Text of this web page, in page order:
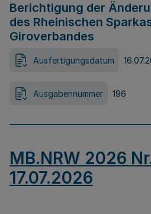
Berichtigung der
des Rheinischen
Giroverbandes
Ausfertigungsdatum
Ausgabennummer 196
MB.NRW 2026
17.07.2026